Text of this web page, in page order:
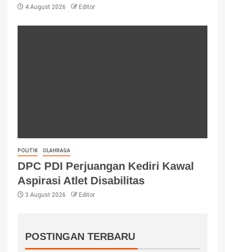
4 August 2026 Editor
POLITIK OLAHRAGA
DPC PDI Perjuangan Kediri Kawal
Aspirasi Atlet Disabilitas
3 August 2026 Editor
POSTINGAN TERBARU